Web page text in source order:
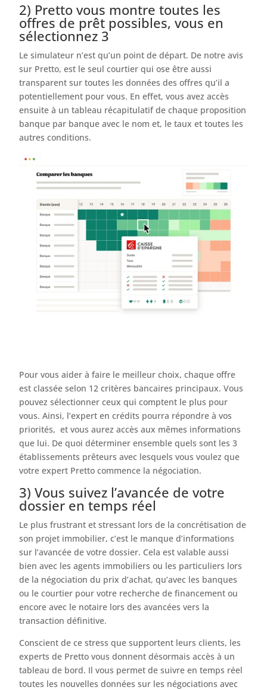
2) Pretto vous montre toutes les
offres de prêt possibles, vous en
sélectionnez 3
Le simulateur n’est qu’un point de départ. De notre avis
sur Pretto, est le seul courtier qui ose être aussi
transparent sur toutes les données des offres qu’il a
potentiellement pour vous. En effet, vous avez accès
ensuite à un tableau récapitulatif de chaque proposition
banque par banque avec le nom et, le taux et toutes les
autres conditions.
Pour vous aider à faire le meilleur choix, chaque offre
est classée selon 12 critères bancaires principaux. Vous
pouvez sélectionner ceux qui comptent le plus pour
vous. Ainsi, l’expert en crédits pourra répondre à vos
priorités, et vous aurez accès aux mêmes informations
que lui. De quoi déterminer ensemble quels sont les 3
établissements prêteurs avec lesquels vous voulez que
votre expert Pretto commence la négociation.
3) Vous suivez l’avancée de votre
dossier en temps réel
Le plus frustrant et stressant lors de la concrétisation de
son projet immobilier, c’est le manque d’informations
sur l’avancée de votre dossier. Cela est valable aussi
bien avec les agents immobiliers ou les particuliers lors
de la négociation du prix d’achat, qu’avec les banques
ou le courtier pour votre recherche de financement ou
encore avec le notaire lors des avancées vers la
transaction définitive.
Conscient de ce stress que supportent leurs clients, les
experts de Pretto vous donnent désormais accès à un
tableau de bord. Il vous permet de suivre en temps réel
toutes les nouvelles données sur les négociations avec